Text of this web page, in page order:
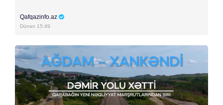
Qafqazinfo.az
Dünən 15:49